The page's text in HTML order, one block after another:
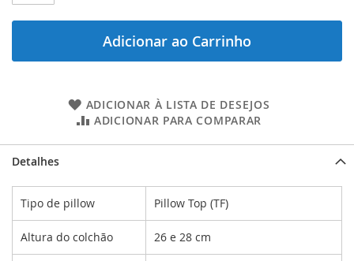
Adicionar ao Carrinho
ADICIONAR À LISTA DE DESEJOS
ADICIONAR PARA COMPARAR
Detalhes
Tipo de pillow Pillow Top (TF)
Altura do colchão 26 e 28 cm